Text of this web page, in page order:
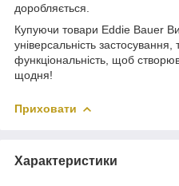
доробляється.
Купуючи товари Eddie Bauer Ви
універсальність застосування,
функціональність, щоб
щодня!
Приховати
Характеристики